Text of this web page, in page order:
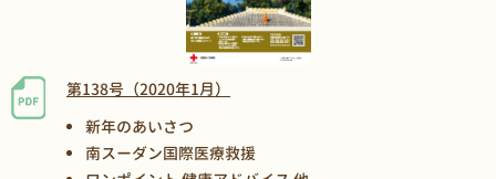
第138号（2020年1月）
新年のあいさつ
南スーダン国際医療救援